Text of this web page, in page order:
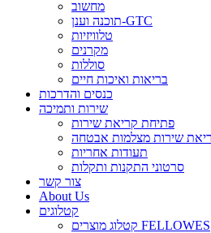
מחשוב
תוכנה וענן-GTC
טלוויזיות
מקרנים
סוללות
בריאות ואיכות חיים
כנסים והדרכות
שירות ותמיכה
פתיחת קריאת שירות
תעודות אחריות
סרטוני התקנות ותקלות
צור קשר
About Us
קטלוגים
קטלוג מוצרים FELLOWES